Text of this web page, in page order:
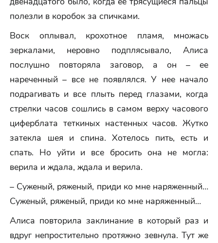
полезли в коробок за спичками.
Воск оплывал, крохотное пламя, множась
зеркалами, неровно подплясывало, Алиса
послушно повторяла заговор, а он – ее
нареченный – все не появлялся. У нее начало
подрагивать и все плыть перед глазами, когда
стрелки часов сошлись в самом верху часового
циферблата теткиных настенных часов. Жутко
затекла шея и спина. Хотелось пить, есть и
спать. Но уйти и все бросить она не могла:
верила и ждала, ждала и верила.
– Суженый, ряженый, приди ко мне наряженный…
Суженый, ряженый, приди ко мне наряженный…
Алиса повторила заклинание в который раз и
вдруг непростительно протяжно зевнула. Тут же